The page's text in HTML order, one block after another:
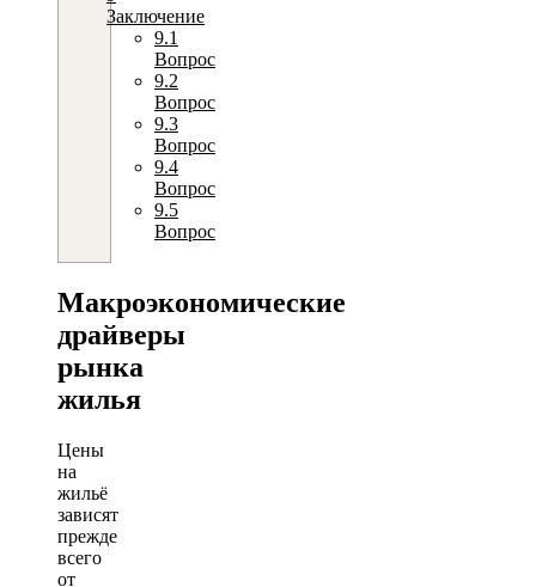
Заключение
9.1
Вопрос
9.2
Вопрос
9.3
Вопрос
9.4
Вопрос
9.5
Вопрос
Макроэкономические
драйверы
рынка
жилья
Цены
на
жильё
зависят
прежде
всего
от